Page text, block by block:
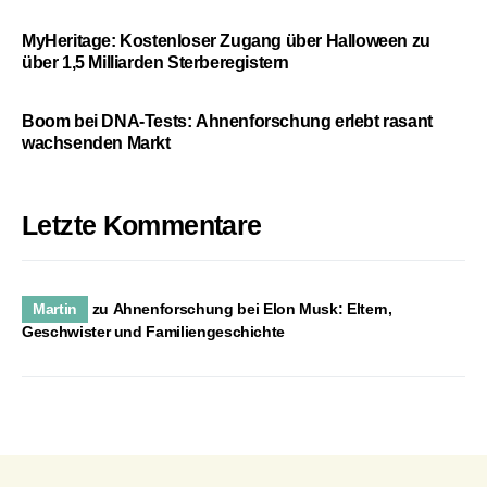
MyHeritage: Kostenloser Zugang über Halloween zu
über 1,5 Milliarden Sterberegistern
Boom bei DNA-Tests: Ahnenforschung erlebt rasant
wachsenden Markt
Letzte Kommentare
Martin zu Ahnenforschung bei Elon Musk: Eltern,
Geschwister und Familiengeschichte